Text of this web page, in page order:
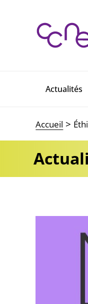
Main Actualités
Accueil